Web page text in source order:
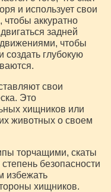
и использует свои
чтобы аккуратно
задней
чтобы
создать глубокую
свои
Это
хищников или
животных о своем
торчащими, скаты
безопасности
избежать
хищников.